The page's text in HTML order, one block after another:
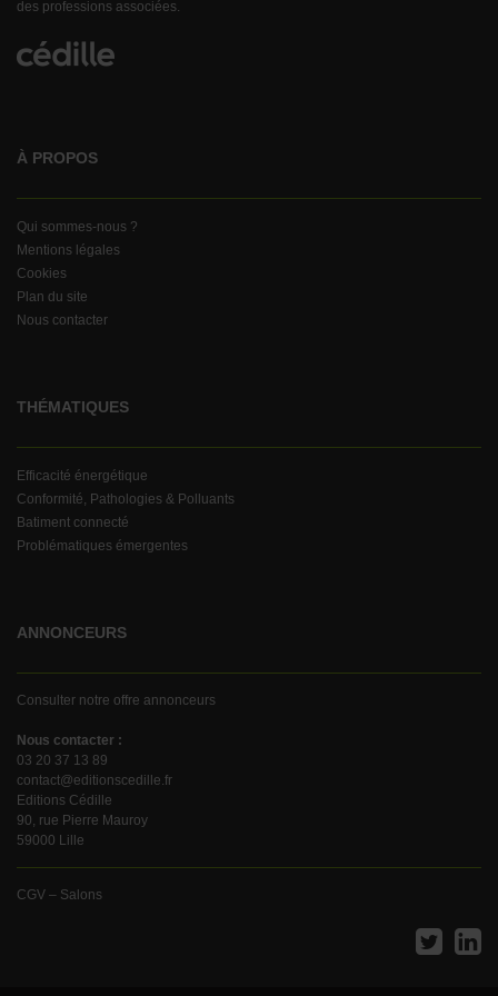
des professions associées.
À PROPOS
Qui sommes-nous ?
Mentions légales
Cookies
Plan du site
Nous contacter
THÉMATIQUES
Efficacité énergétique
Conformité, Pathologies & Polluants
Batiment connecté
Problématiques émergentes
ANNONCEURS
Consulter notre offre annonceurs
Nous contacter :
03 20 37 13 89
contact@editionscedille.fr
Editions Cédille
90, rue Pierre Mauroy
59000 Lille
CGV – Salons